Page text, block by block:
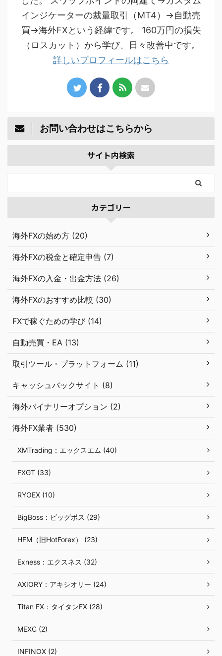
インジケーターの裁量取引（MT4）→自動売
買→海外FXという経緯です。 160万円の損失
（ロスカット）から学び、日々改善中です。
詳しいプロフィールはこちら
お問い合わせはこちらから
サイト内検索
カテゴリー
海外FXの始め方 (20)
海外FXの税金と確定申告 (7)
海外FXの入金・出金方法 (26)
海外FXのおすすめ比較 (30)
FXで稼ぐための学び (14)
自動売買・EA (13)
取引ツール・プラットフォーム (11)
キャッシュバックサイト (8)
海外バイナリーオプション (2)
海外FX業者 (530)
XMTrading：エックスエム (40)
FXGT (33)
RYOEX (10)
BigBoss：ビッグボス (29)
HFM（旧HotForex） (23)
Exness：エクスネス (32)
AXIORY：アキシオリー (24)
Titan FX：タイタンFX (28)
MEXC (2)
INFINOX (2)